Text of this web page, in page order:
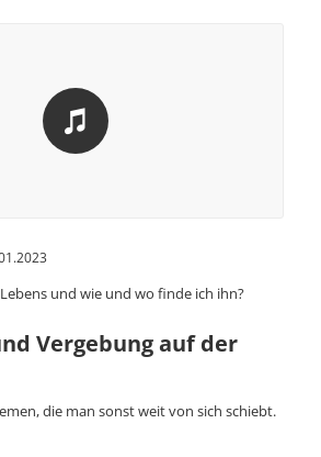
und wie und wo finde ich ihn?
Vergebung auf der
die man sonst weit von sich schiebt.